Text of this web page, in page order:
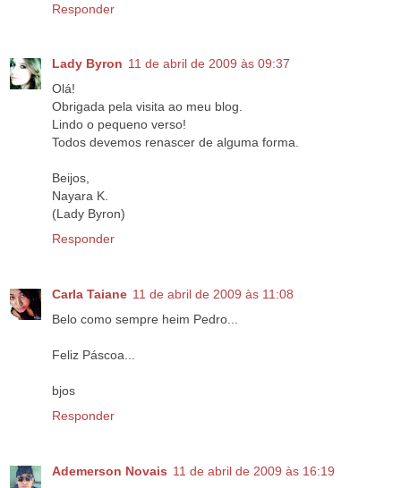
Responder
Lady Byron 11 de abril de 2009 às 09:37
Olá!
Obrigada pela visita ao meu blog.
Lindo o pequeno verso!
Todos devemos renascer de alguma forma.
Beijos,
Nayara K.
(Lady Byron)
Responder
Carla Taiane 11 de abril de 2009 às 11:08
Belo como sempre heim Pedro...
Feliz Páscoa...
bjos
Responder
Ademerson Novais 11 de abril de 2009 às 16:19